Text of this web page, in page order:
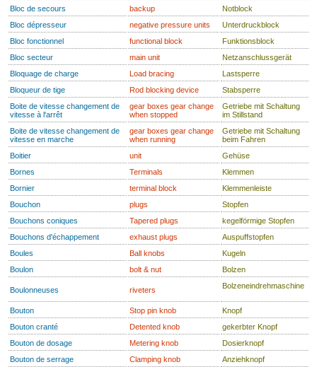
Bloc de secours
backup
Notblock
Bloc dépresseur
negative pressure units
Unterdruckblock
Bloc fonctionnel
functional block
Funktionsblock
Bloc secteur
main unit
Netzanschlussgerät
Bloquage de charge
Load bracing
Lastsperre
Bloqueur de tige
Rod blocking device
Stabsperre
Boite de vitesse changement de
vitesse à l'arrêt
gear boxes gear change
when stopped
Getriebe mit Schaltung
im Stillstand
Boite de vitesse changement de
vitesse en marche
gear boxes gear change
when running
Getriebe mit Schaltung
beim Fahren
Boitier
unit
Gehüse
Bornes
Terminals
Klemmen
Bornier
terminal block
Klemmenleiste
Bouchon
plugs
Stopfen
Bouchons coniques
Tapered plugs
kegelförmige Stopfen
Bouchons d'échappement
exhaust plugs
Auspuffstopfen
Boules
Ball knobs
Kugeln
Boulon
bolt & nut Bolzen
Boulonneuses riveters Bolzeneindrehmaschine
Bouton Stop pin knob
Knopf
Bouton cranté
Detented knob
gekerbter Knopf
Bouton de dosage
Metering knob
Dosierknopf
Bouton de serrage
Clamping knob
Anziehknopf